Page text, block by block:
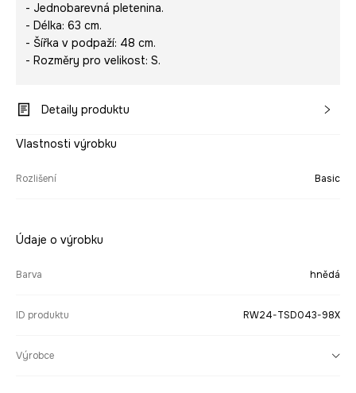
- Jednobarevná pletenina.
- Délka: 63 cm.
- Šířka v podpaží: 48 cm.
- Rozměry pro velikost: S.
Detaily produktu
Vlastnosti výrobku
Rozlišení Basic
Údaje o výrobku
Barva hnědá
ID produktu RW24-TSD043-98X
Výrobce